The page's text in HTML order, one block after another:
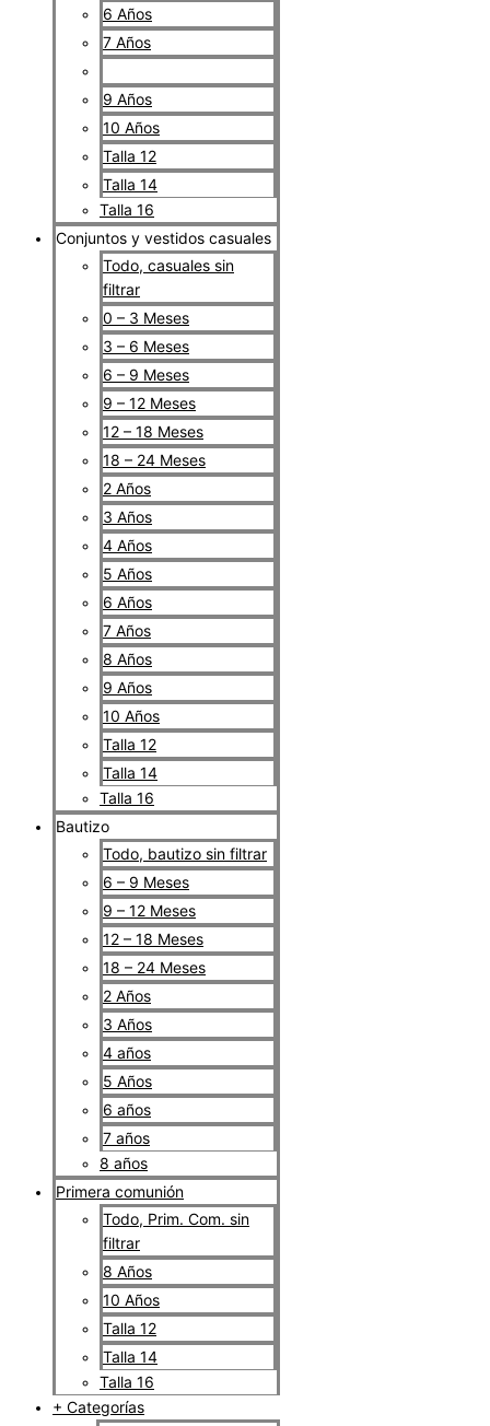
6 Años
7 Años
9 Años
10 Años
Talla 12
Talla 14
Talla 16
Conjuntos y vestidos casuales
Todo, casuales sin
filtrar
0 – 3 Meses
3 – 6 Meses
6 – 9 Meses
9 – 12 Meses
12 – 18 Meses
18 – 24 Meses
2 Años
3 Años
4 Años
5 Años
6 Años
7 Años
8 Años
9 Años
10 Años
Talla 12
Talla 14
Talla 16
Bautizo
Todo, bautizo sin filtrar
6 – 9 Meses
9 – 12 Meses
12 – 18 Meses
18 – 24 Meses
2 Años
3 Años
4 años
5 Años
6 años
7 años
8 años
Primera comunión
Todo, Prim. Com. sin
filtrar
8 Años
10 Años
Talla 12
Talla 14
Talla 16
+ Categorías